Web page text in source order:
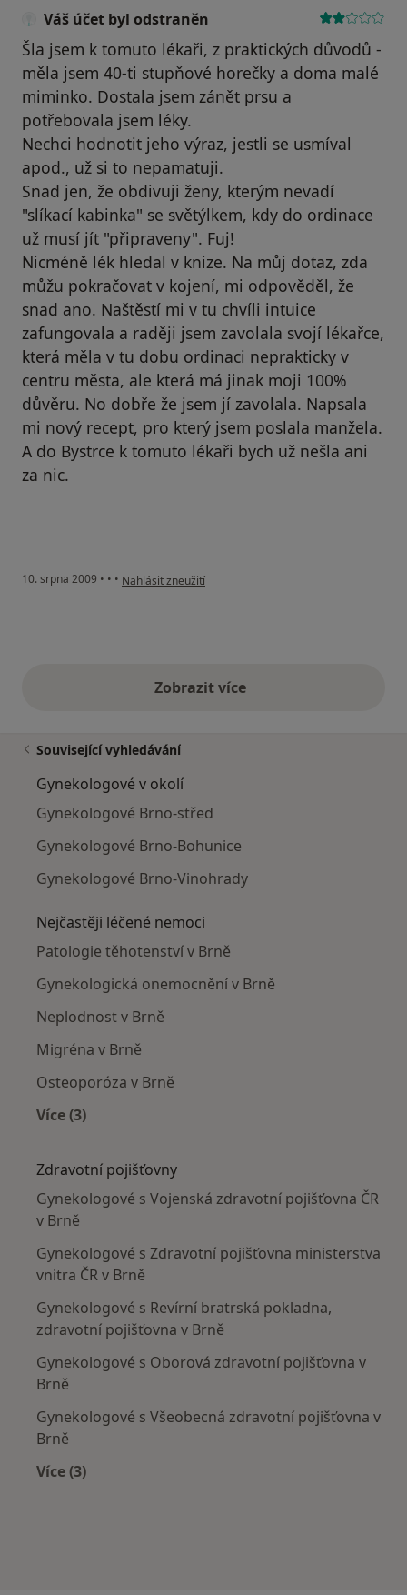
Váš účet byl odstraněn
Šla jsem k tomuto lékaři, z praktických důvodů -
měla jsem 40-ti stupňové horečky a doma malé
miminko. Dostala jsem zánět prsu a
potřebovala jsem léky.
Nechci hodnotit jeho výraz, jestli se usmíval
apod., už si to nepamatuji.
Snad jen, že obdivuji ženy, kterým nevadí
"slíkací kabinka" se světýlkem, kdy do ordinace
už musí jít "připraveny". Fuj!
Nicméně lék hledal v knize. Na můj dotaz, zda
můžu pokračovat v kojení, mi odpověděl, že
snad ano. Naštěstí mi v tu chvíli intuice
zafungovala a raději jsem zavolala svojí lékařce,
která měla v tu dobu ordinaci neprakticky v
centru města, ale která má jinak moji 100%
důvěru. No dobře že jsem jí zavolala. Napsala
mi nový recept, pro který jsem poslala manžela.
A do Bystrce k tomuto lékaři bych už nešla ani
za nic.
10. srpna 2009 • • • podle názoru uživatele Váš účet byl odstraněn
Nahlásit zneužití
Zobrazit vícevýše uvedené názory
Související vyhledávání
Gynekologové v okolí
Gynekologové Brno-střed
Gynekologové Brno-Bohunice
Gynekologové Brno-Vinohrady
Nejčastěji léčené nemoci
Patologie těhotenství v Brně
Gynekologická onemocnění v Brně
Neplodnost v Brně
Migréna v Brně
Osteoporóza v Brně
Více (3)
Zdravotní pojišťovny
Gynekologové s Vojenská zdravotní pojišťovna ČR
v Brně
Gynekologové s Zdravotní pojišťovna ministerstva
vnitra ČR v Brně
Gynekologové s Revírní bratrská pokladna,
zdravotní pojišťovna v Brně
Gynekologové s Oborová zdravotní pojišťovna v
Brně
Gynekologové s Všeobecná zdravotní pojišťovna v
Brně
Více (3)